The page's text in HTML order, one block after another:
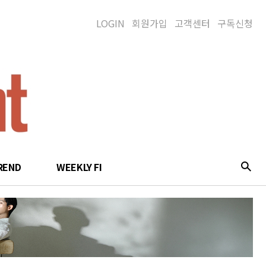
WEEKLY FI
LOGIN 회원가입 고객센터 구독신청